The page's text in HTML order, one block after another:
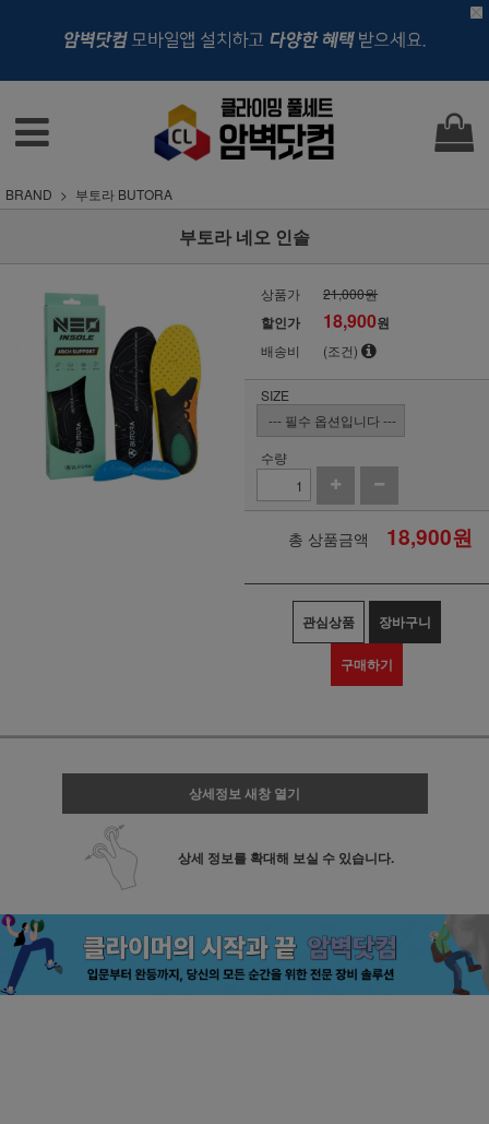
BRAND 부토라 BUTORA
부토라 네오 인솔
상품가 21,000원
할인가 18,900원
배송비 (조건)
SIZE
수량
총 상품금액 18,900원
관심상품 장바구니
구매하기
상세정보 새창 열기
상세 정보를 확대해 보실 수 있습니다.